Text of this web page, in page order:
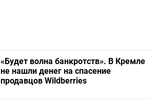
«Будет волна банкротств». В Кремле
не нашли денег на спасение
продавцов Wildberries